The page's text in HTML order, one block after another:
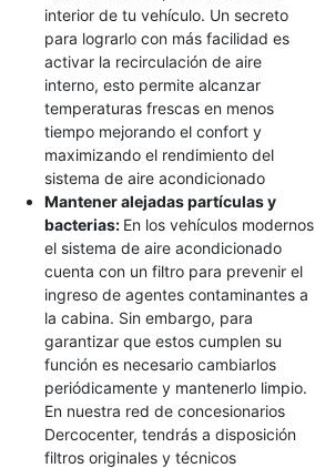
interior de tu vehículo. Un secreto
para lograrlo con más facilidad es
activar la recirculación de aire
interno, esto permite alcanzar
temperaturas frescas en menos
tiempo mejorando el confort y
maximizando el rendimiento del
sistema de aire acondicionado
Mantener alejadas partículas y
bacterias: En los vehículos modernos
el sistema de aire acondicionado
cuenta con un filtro para prevenir el
ingreso de agentes contaminantes a
la cabina. Sin embargo, para
garantizar que estos cumplen su
función es necesario cambiarlos
periódicamente y mantenerlo limpio.
En nuestra red de concesionarios
Dercocenter, tendrás a disposición
filtros originales y técnicos